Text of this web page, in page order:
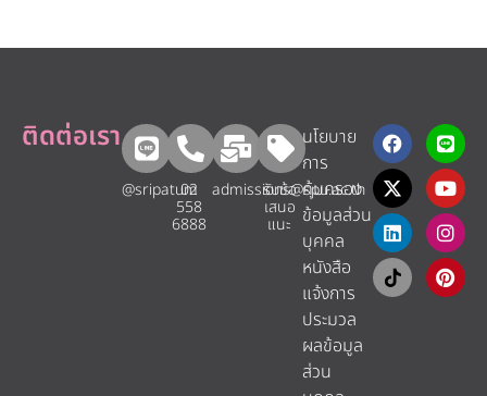
ติดต่อเรา
@sripatum
02
558
6888
admissions@spu.ac.th
รับข้อ
เสนอ
แนะ​
นโยบาย
การ
คุ้มครอง
ข้อมูลส่วน
บุคคล
หนังสือ
แจ้งการ
ประมวล
ผลข้อมูล
ส่วน